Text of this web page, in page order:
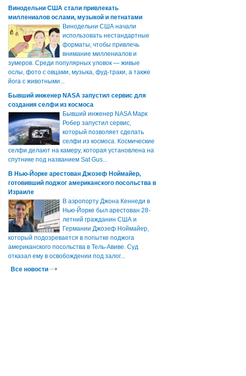
Винодельни США стали привлекать
миллениалов ослами, музыкой и петнатами
Винодельни США начали
использовать нестандартные
форматы, чтобы привлечь
внимание миллениалов и
зумеров. Среди популярных уловок — живые
ослы, фото с овцами, музыка, фуд-траки, а также
йога с животными...
Бывший инженер NASA запустил сервис для
создания селфи из космоса
Бывший инженер NASA Марк
Робер запустил сервис,
который позволяет сделать
селфи из космоса. Космические
селфи делают на камеру, которая установлена на
спутнике под названием Sat Gus...
В Нью-Йорке арестован Джозеф Ноймайер,
готовивший поджог американского посольства в
Израиле
В аэропорту Джона Кеннеди в
Нью-Йорке был арестован 28-
летний гражданин США и
Германии Джозеф Ноймайер,
который подозревается в попытке поджога
американского посольства в Тель-Авиве. Суд
отказал ему в освобождении под залог...
Все новости